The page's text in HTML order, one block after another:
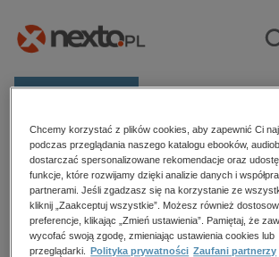
Kategorie
Zobacz wszystkie E-prasa
budownictwo, aranżacja wnętrz
biznesowe, branżowe, gospodarka
Strona główna Bogusława Polaka
Bogusława Polaka
Chcemy korzystać z plików cookies, aby zapewnić Ci
podczas przeglądania naszego katalogu ebooków,
dostarczać spersonalizowane rekomendacje oraz
funkcje, które rozwijamy dzięki analizie danych i
partnerami. Jeśli zgadzasz się na korzystanie ze
kliknij „Zaakceptuj wszystkie”. Możesz również
preferencje, klikając „Zmień ustawienia”. Pamiętaj, że
wycofać swoją zgodę, zmieniając ustawienia cookies lub
przeglądarki.
Polityka prywatności Zaufani partnerzy